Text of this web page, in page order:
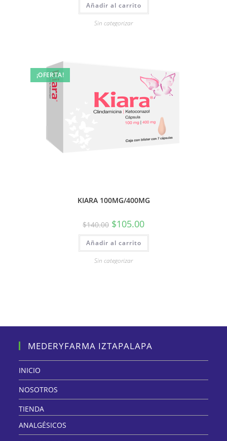
Añadir al carrito
Sin categorizar
¡OFERTA!
KIARA 100MG/400MG
$140.00 $105.00
Añadir al carrito
Sin categorizar
MEDERYFARMA IZTAPALAPA
INICIO
NOSOTROS
TIENDA
ANALGÉSICOS